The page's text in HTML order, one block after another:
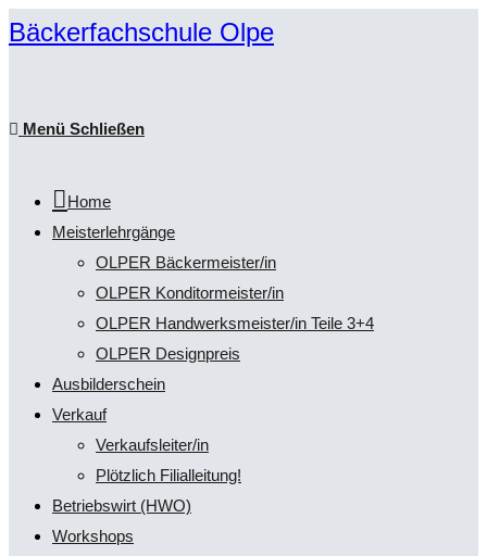
Zum
Bäckerfachschule Olpe
Menü Schließen
Home
Meisterlehrgänge
OLPER Bäckermeister/in
OLPER Konditormeister/in
OLPER Handwerksmeister/in Teile 3+4
OLPER Designpreis
Ausbilderschein
Verkauf
Verkaufsleiter/in
Plötzlich Filialleitung!
Betriebswirt (HWO)
Workshops